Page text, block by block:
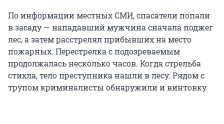
По информации местных СМИ, спасатели попали
в засаду — нападавший мужчина сначала поджег
лес, а затем расстрелял прибывших на место
пожарных. Перестрелка с подозреваемым
продолжалась несколько часов. Когда стрельба
стихла, тело преступника нашли в лесу. Рядом с
трупом криминалисты обнаружили и винтовку.